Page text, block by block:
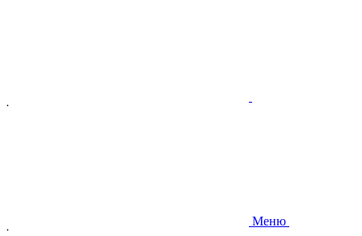
Меню